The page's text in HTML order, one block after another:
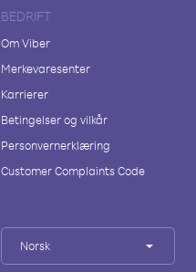
BEDRIFT
Om Viber
Merkevaresenter
Karrierer
Betingelser og vilkår
Personvernerklæring
Customer Complaints Code
Norsk